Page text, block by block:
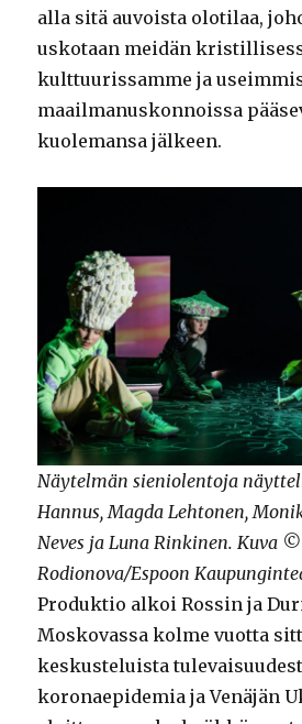
alla sitä auvoista olotilaa,
uskotaan meidän
kulttuurissamme ja
maailmanuskonnoissa
kuolemansa jälkeen.
Näytelmän sieniolentoja
Hannus, Magda Lehtonen,
Neves ja Luna Rinkinen. Kuva
Rodionova/Espoon
Produktio alkoi Rossin ja
Moskovassa kolme vuotta
keskusteluista
koronaepidemia ja Venäjän